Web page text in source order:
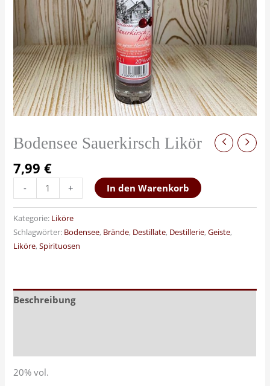
Bodensee Sauerkirsch Likör
7,99€
- + In den Warenkorb
Kategorie: Liköre
Schlagwörter: Bodensee, Brände, Destillate, Destillerie,Geiste,
Liköre,Spirituosen
Beschreibung
20% vol.